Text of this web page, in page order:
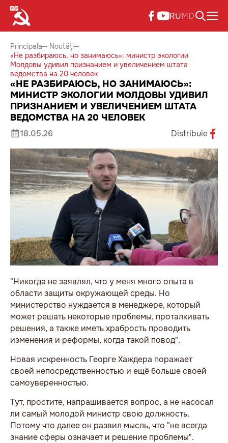
RUMD
Principala
Noutăți
«Не разбираюсь, но занимаюсь»: министр экологии
Молдовы удивил признанием и увеличением штата
ведомства на 20 человек
«НЕ РАЗБИРАЮСЬ, НО ЗАНИМАЮСЬ»:
МИНИСТР ЭКОЛОГИИ МОЛДОВЫ УДИВИЛ
ПРИЗНАНИЕМ И УВЕЛИЧЕНИЕМ ШТАТА
ВЕДОМСТВА НА 20 ЧЕЛОВЕК
18.05.26 Distribuie
"Никогда не заявлял, что у меня много опыта в
области защиты окружающей среды. Но
министерство нуждается в менеджере, который
может решать некоторые проблемы, проталкивать
решения, а также иметь храбрость проводить
изменения и реформы, когда такой повод".
Новая искренность Георге Хаждера поражает
своей непосредственностью и ещё больше своей
самоуверенностью.
Тут, простите, напрашивается вопрос, а не насосал
ли самый молодой министр свою должность.
Потому что далее он развил мысль, что "не всегда
знание сферы означает и решение проблемы".